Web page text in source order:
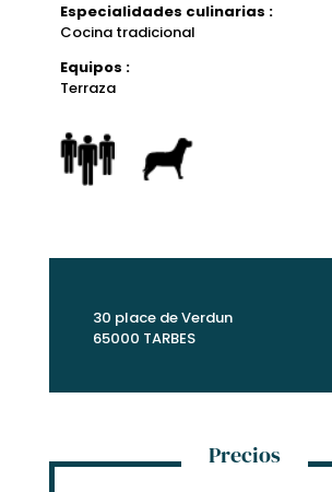
Especialidades culinarias :
Cocina tradicional
Equipos :
Terraza
30 place de Verdun
65000 TARBES
Precios